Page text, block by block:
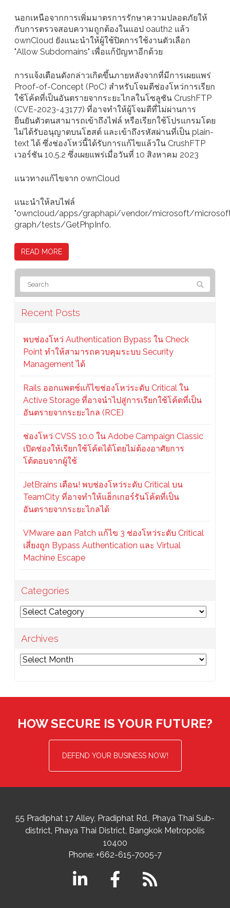
นอกเหนือจากการเพิ่มมาตรการรักษาความปลอดภัยให้
กับการตรวจสอบความถูกต้องในแอป oauth2 แล้ว
ownCloud ยังแนะนำให้ผู้ใช้ปิดการใช้งานตัวเลือก
"Allow Subdomains" เพื่อแก้ปัญหาอีกด้วย
การแจ้งเตือนดังกล่าวเกิดขึ้นภายหลังจากที่มีการเผยแพร่
Proof-of-Concept (PoC) สำหรับโจมตีช่องโหว่การเรียก
ใช้โค้ดที่เป็นอันตรายจากระยะไกลในโซลูชัน CrushFTP
(CVE-2023-43177) ที่อาจทำให้ผู้โจมตีที่ไม่ผ่านการ
ยืนยันตัวตนสามารถเข้าถึงไฟล์ หรือเรียกใช้โปรแกรมโดย
ไม่ได้รับอนุญาตบนโฮสต์ และเข้าถึงรหัสผ่านที่เป็น plain-
text ได้ ซึ่งช่องโหว่นี้ได้รับการแก้ไขแล้วใน CrushFTP
เวอร์ชัน 10.5.2 ซึ่งเผยแพร่เมื่อวันที่ 10 สิงหาคม 2023
แนวทางแก้ไขจาก ownCloud
แนะนำให้ลบไฟล์
"owncloud/apps/graphapi/vendor/microsoft/
graph/tests/GetPhpInfo.
READ MORE
Recent Posts
พบช่องโหว่ Authentication Bypass ใน Check
Point ทำให้สามารถควบคุมระบบ Security
Management ได้
Rails ออกแพตช์แก้ไขช่องโหว่ระดับ Critical ใน
Active Storage ที่อาจนำไปสู่การเรียกใช้โค้ดที่เป็น
อันตรายจากระยะไกล (RCE)
ช่องโหว่ CVSS 10.0 ใน Adobe Campaign Classic
เปิดช่องให้เรียกใช้โค้ดได้โดยไม่ต้องอาศัยการ
โต้ตอบจากผู้ใช้
JetBrains เตือน! พบช่องโหว่ระดับ Critical บน
TeamCity ที่อาจทำให้แฮ็กเกอร์รันโค้ดที่เป็น
อันตรายจากระยะไกลได้
VMware ออก Patch แก้ไข 3 ช่องโหว่ระดับ Critical
เสี่ยงถูก Bypass Authentication และ Virtual
Machine Escape
Categories
Categories
Archives
Archives
HOW SECURE IS YOUR FUTURE?
DEFEND YOUR BUSINESS NOW!
55 Pradiphat 17 Alley, Pradiphat Rd., Phaya Thai Sub-
district Phaya Thai District, Bangkok Metropolis
10400
Phone: +662-615-7005-7